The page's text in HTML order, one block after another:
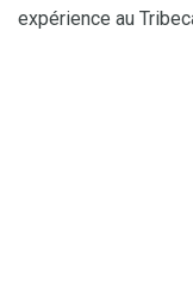
expérience au